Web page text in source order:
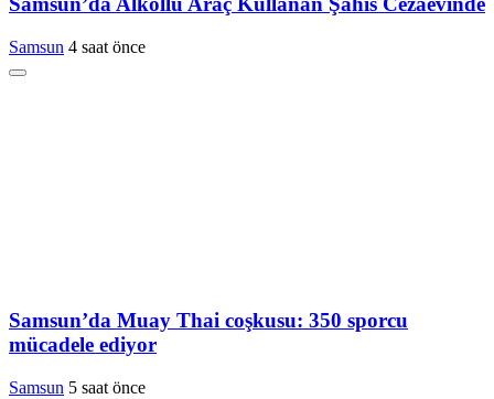
Samsun 4 saat önce
Samsun’da Muay Thai coşkusu: 350 sporcu
mücadele ediyor
Samsun 5 saat önce